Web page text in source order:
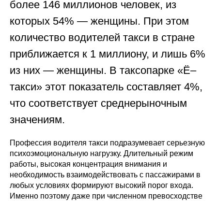
более 146 миллионов человек, из
которых 54% — женщины. При этом
количество водителей такси в стране
приближается к 1 миллиону, и лишь 6%
из них — женщины. В таксопарке «Ё–
такси» этот показатель составляет 4%,
что соответствует среднерыночным
значениям.
Профессия водителя такси подразумевает серьезную
психоэмоциональную нагрузку. Длительный режим
работы, высокая концентрация внимания и
необходимость взаимодействовать с пассажирами в
любых условиях формируют высокий порог входа.
Именно поэтому даже при численном превосходстве